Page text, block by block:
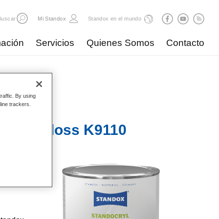
Mi Standox Standox en el mundo
Servicios Quienes Somos Contacto
Gloss K9110
By using
trackers.